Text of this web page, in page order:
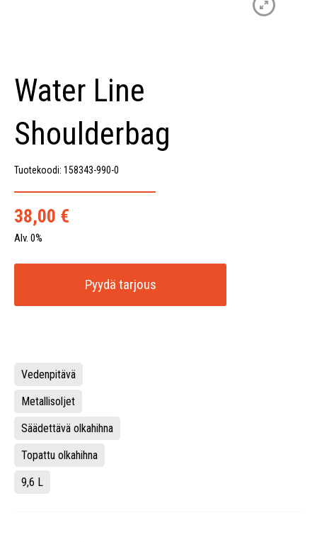
Water Line
Shoulderbag
Tuotekoodi: 158343-990-0
38,00 €
Alv. 0%
Pyydä tarjous
Vedenpitävä
Metallisoljet
Säädettävä olkahihna
Topattu olkahihna
9,6 L